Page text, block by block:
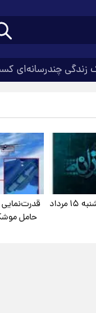
زندگیچندرسانه‌ای
فال روزانه واقعی پنجشنبه ۱۵ مرداد
حامل